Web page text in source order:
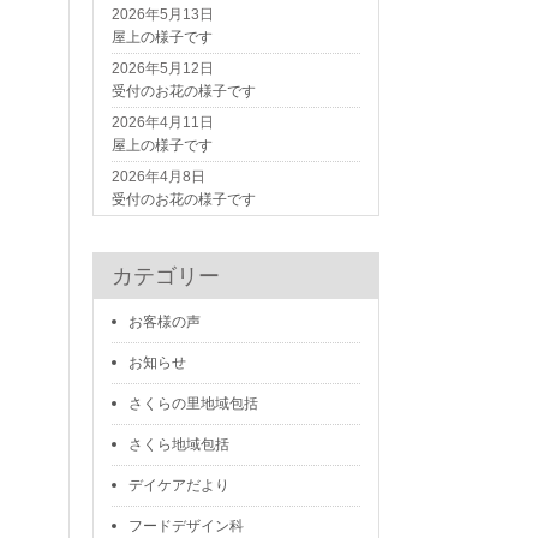
屋上の様子です
2026年5月13日
受付のお花の様子です
2026年5月12日
屋上の様子です
2026年4月11日
受付のお花の様子です
2026年4月8日
カテゴリー
お客様の声
お知らせ
さくらの里地域包括
さくら地域包括
デイケアだより
フードデザイン科